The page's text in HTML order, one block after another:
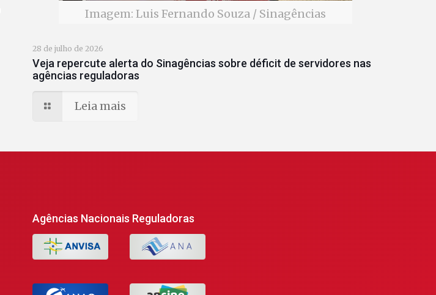
Imagem: Luis Fernando Souza / Sinagências
28 de julho de 2026
Veja repercute alerta do Sinagências sobre déficit de servidores nas
agências reguladoras
Leia mais
Agências Nacionais Reguladoras